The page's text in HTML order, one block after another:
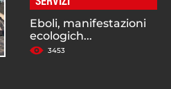
Eboli, manifestazioni
ecologich...
3453